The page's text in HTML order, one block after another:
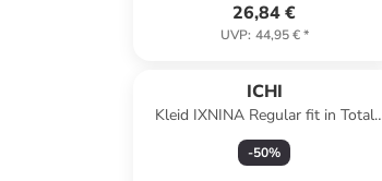
26,84 €
UVP: 44,95 €*
ICHI
Kleid IXNINA Regular fit in Total
Eclipse/White Flower
-50%